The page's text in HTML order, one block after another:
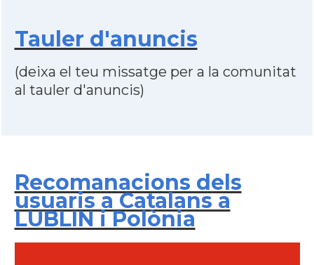
Tauler d'anuncis
(deixa el teu missatge per a la comunitat
al tauler d'anuncis)
Recomanacions dels
usuaris a Catalans a
LUBLIN i Polònia